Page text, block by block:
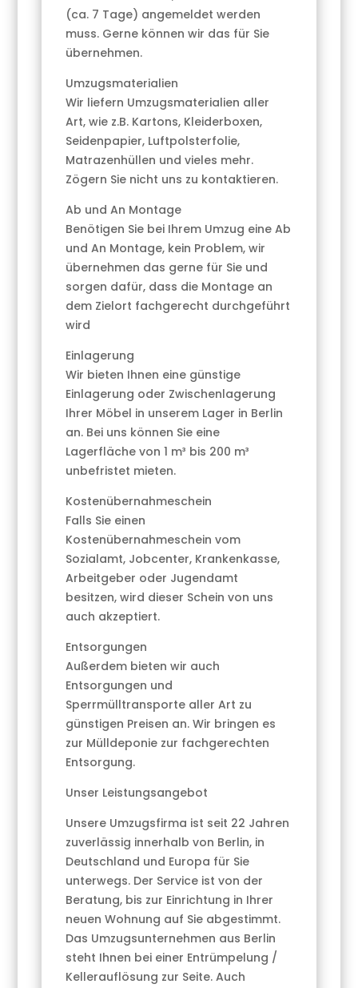
(ca. 7 Tage) angemeldet werden
muss. Gerne können wir das für Sie
übernehmen.
Umzugsmaterialien
Wir liefern Umzugsmaterialien aller
Art, wie z.B. Kartons, Kleiderboxen,
Seidenpapier, Luftpolsterfolie,
Matrazenhüllen und vieles mehr.
Zögern Sie nicht uns zu kontaktieren.
Ab und An Montage
Benötigen Sie bei Ihrem Umzug eine Ab
und An Montage, kein Problem, wir
übernehmen das gerne für Sie und
sorgen dafür, dass die Montage an
dem Zielort fachgerecht durchgeführt
wird
Einlagerung
Wir bieten Ihnen eine günstige
Einlagerung oder Zwischenlagerung
Ihrer Möbel in unserem Lager in Berlin
an. Bei uns können Sie eine
Lagerfläche von 1 m³ bis 200 m³
unbefristet mieten.
Kostenübernahmeschein
Falls Sie einen
Kostenübernahmeschein vom
Sozialamt, Jobcenter, Krankenkasse,
Arbeitgeber oder Jugendamt
besitzen, wird dieser Schein von uns
auch akzeptiert.
Entsorgungen
Außerdem bieten wir auch
Entsorgungen und
Sperrmülltransporte aller Art zu
günstigen Preisen an. Wir bringen es
zur Mülldeponie zur fachgerechten
Entsorgung.
Unser Leistungs­angebot
Unsere Umzugsfirma ist seit 22 Jahren
zuverlässig innerhalb von Berlin, in
Deutschland und Europa für Sie
unterwegs. Der Service ist von der
Beratung, bis zur Einrichtung in Ihrer
neuen Wohnung auf Sie abgestimmt.
Das Umzugsunternehmen aus Berlin
steht Ihnen bei einer Entrümpelung /
Kellerauflösung zur Seite. Auch